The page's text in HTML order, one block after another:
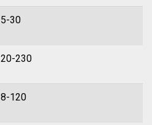
5-30
20-230
8-120